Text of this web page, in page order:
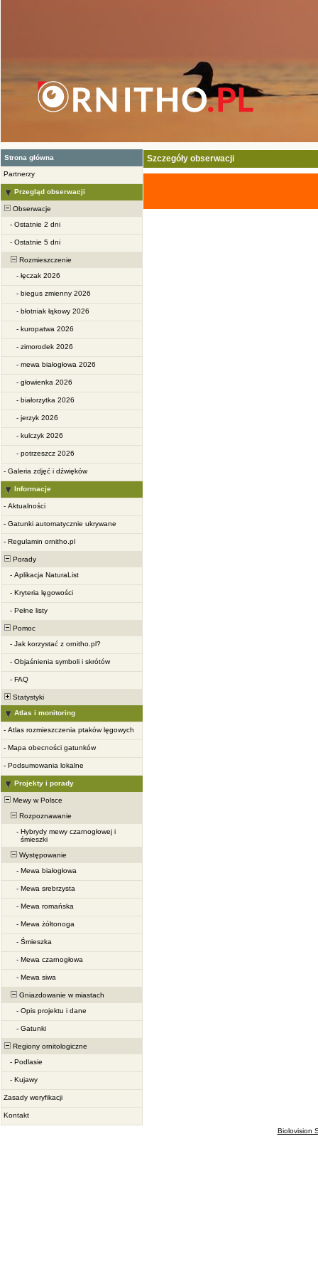
Strona główna
Partnerzy
Przegląd obserwacji
Obserwacje
- Ostatnie 2 dni
- Ostatnie 5 dni
Rozmieszczenie
- łęczak 2026
- biegus zmienny 2026
- błotniak łąkowy 2026
- kuropatwa 2026
- zimorodek 2026
- mewa białogłowa 2026
- głowienka 2026
- białorzytka 2026
- jerzyk 2026
- kulczyk 2026
- potrzeszcz 2026
- Galeria zdjęć i dźwięków
Informacje
- Aktualności
- Gatunki automatycznie ukrywane
- Regulamin ornitho.pl
Porady
- Aplikacja NaturaList
- Kryteria lęgowości
- Pełne listy
Pomoc
- Jak korzystać z ornitho.pl?
- Objaśnienia symboli i skrótów
- FAQ
Statystyki
Atlas i monitoring
- Atlas rozmieszczenia ptaków lęgowych
- Mapa obecności gatunków
- Podsumowania lokalne
Projekty i porady
Mewy w Polsce
Rozpoznawanie
- Hybrydy mewy czarnogłowej i
śmieszki
Występowanie
- Mewa białogłowa
- Mewa srebrzysta
- Mewa romańska
- Mewa żółtonoga
- Śmieszka
- Mewa czarnogłowa
- Mewa siwa
Gniazdowanie w miastach
- Opis projektu i dane
- Gatunki
Regiony ornitologiczne
- Podlasie
- Kujawy
Zasady weryfikacji
Kontakt
Szczegóły obserwacji
Biolovision